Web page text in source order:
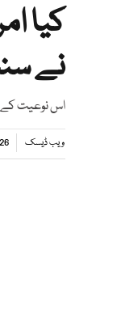
کیا
نے
اس نوعیت کے
ویب ڈیسک